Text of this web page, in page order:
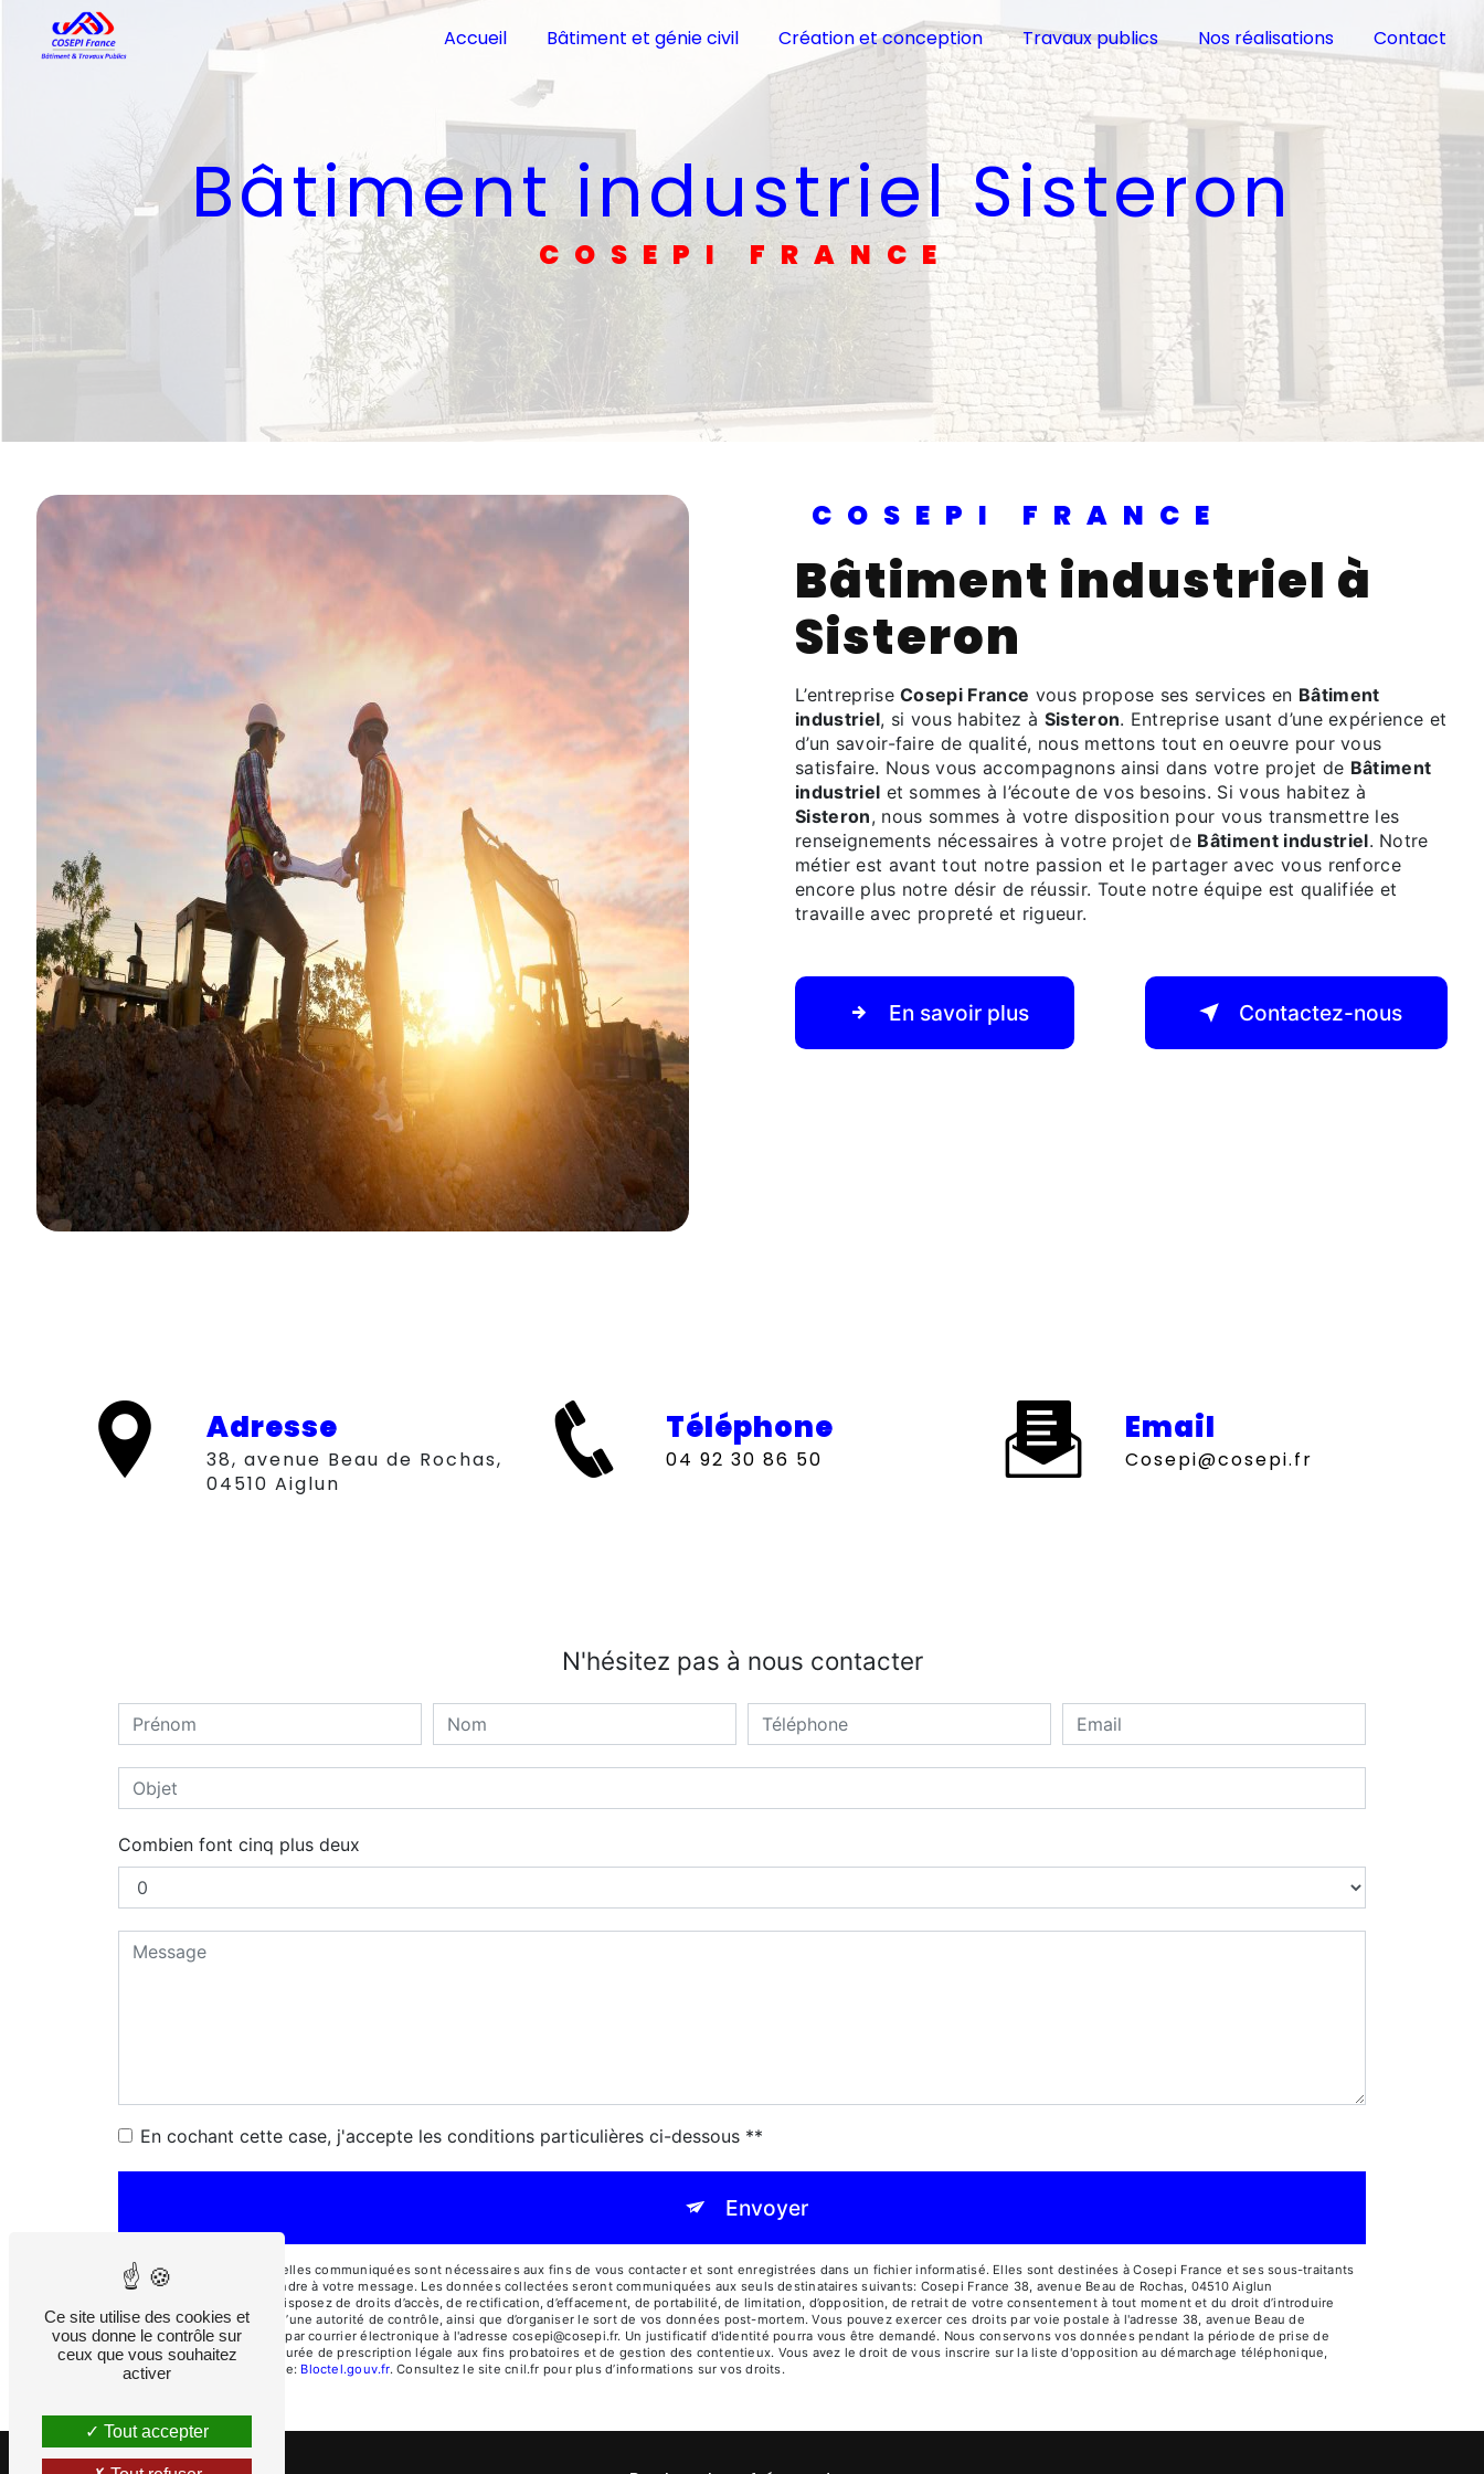
Accueil Bâtiment et génie civil Création et conception Travaux publics Nos réalisations Contact
Bâtiment industriel Sisteron
COSEPI FRANCE
COSEPI FRANCE
Bâtiment industriel à
Sisteron
L’entrepriseCosepi France vous propose ses services en Bâtiment
industriel, si vous habitez à Sisteron. Entreprise usant d’une expérience et
d’un savoir-faire de qualité, nous mettons tout en oeuvre pour vous
satisfaire. Nous vous accompagnons ainsi dans votre projet de Bâtiment
industriel et sommes à l’écoute de vos besoins. Si vous habitez à
Sisteron, nous sommes à votre disposition pour vous transmettre les
renseignements nécessaires à votre projet de Bâtiment industriel. Notre
métier est avant tout notre passion et le partager avec vous renforce
encore plus notre désir de réussir. Toute notre équipe est qualifiée et
travaille avec propreté et rigueur.
En savoir plus Contactez-nous
Adresse
38, avenue Beau de Rochas,
04510 Aiglun
Téléphone
04 92 30 86 50
Email
cosepi@cosepi.fr
N'hésitez pas à nous contacter
Combien font cinq plus deux
En cochant cette case, j'accepte les conditions particulières ci-dessous **
Envoyer
** Les données personnelles communiquées sont nécessaires aux fins de vous contacter et sont enregistrées dans un fichier informatisé. Elles sont destinées à Cosepi France et ses sous-traitants
dans le seul but de répondre à votre message. Les données collectées seront communiquées aux seuls destinataires suivants: Cosepi France 38, avenue Beau de Rochas, 04510 Aiglun
cosepi@cosepi.fr. Vous disposez de droits d’accès, de rectification, d’effacement, de portabilité, de limitation, d’opposition, de retrait de votre consentement à tout moment et du droit d’introduire
une réclamation auprès d’une autorité de contrôle, ainsi que d’organiser le sort de vos données post-mortem. Vous pouvez exercer ces droits par voie postale à l'adresse 38, avenue Beau de
Rochas, 04510 Aiglun ou par courrier électronique à l'adresse cosepi@cosepi.fr. Un justificatif d'identité pourra vous être demandé. Nous conservons vos données pendant la période de prise de
contact puis pendant la durée de prescription légale aux fins probatoires et de gestion des contentieux. Vous avez le droit de vous inscrire sur la liste d'opposition au démarchage téléphonique,
disponible à cette adresse:
Bloctel.gouv.fr. Consultez le site cnil.fr pour plus d’informations sur vos droits.
Panneau de gestion des cookies
Ce site utilise des cookies et
vous donne le contrôle sur
ceux que vous souhaitez
activer
Tout accepter